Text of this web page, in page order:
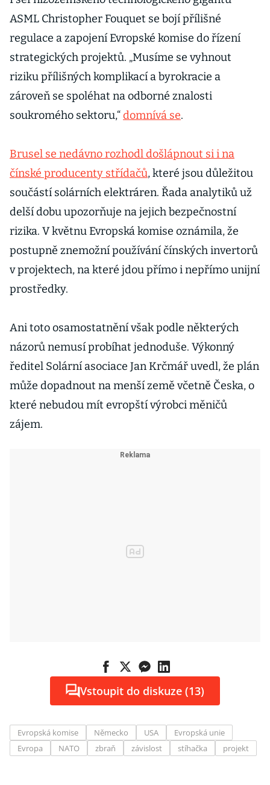
vybralo si až
třetí nejlepší
cestu
ASML Christopher Fouquet se bojí přílišné
regulace a zapojení Evropské komise do řízení
strategických projektů. „Musíme se vyhnout
riziku přílišných komplikací a byrokracie a
zároveň se spoléhat na odborné znalosti
soukromého sektoru,“domnívá se.
Brusel se nedávno rozhodl došlápnout si i na
čínské producenty střídačů, které jsou důležitou
součástí solárních elektráren. Řada analytiků už
delší dobu upozorňuje na jejich bezpečnostní
rizika. V květnu Evropská komise oznámila, že
postupně znemožní používání čínských invertorů
v projektech, na které jdou přímo i nepřímo unijní
prostředky.
Ani toto osamostatnění však podle některých
názorů nemusí probíhat jednoduše. Výkonný
ředitel Solární asociace Jan Krčmář uvedl, že plán
může dopadnout na menší země včetně Česka, o
které nebudou mít evropští výrobci měničů
zájem.
Vstoupit do diskuze (13)
Evropská komise Německo USA
Evropská unie
Evropa
NATO zbraň závislost stíhačka projekt